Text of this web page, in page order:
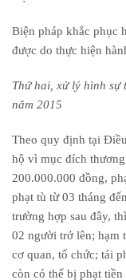
Biện pháp khắc phục
được do thực hiện
Thứ hai, xử lý hình
năm 2015
Theo quy định tại
hộ vì mục đích
200.000.000 đồng,
phạt tù từ 03 tháng
trường hợp sau đây,
02 người trở lên; hạm
cơ quan, tổ chức; tái
còn có thể bị phạt